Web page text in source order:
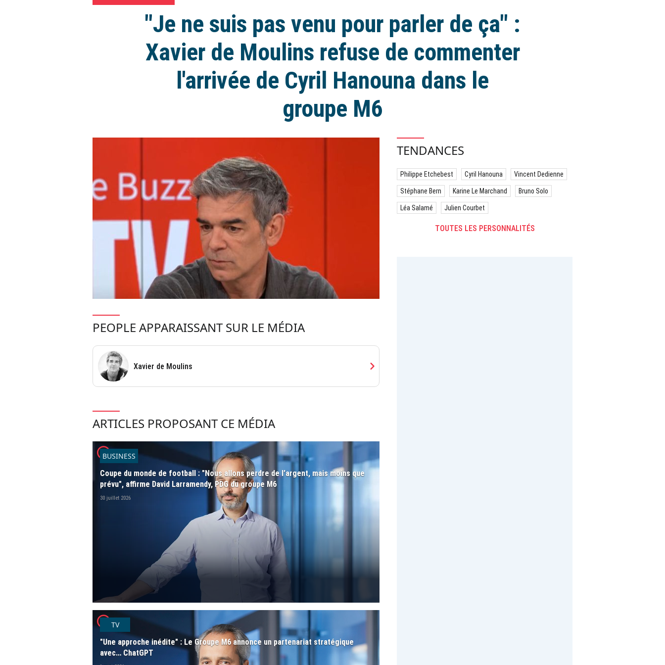
"Je ne suis pas venu pour parler de ça" :
Xavier de Moulins refuse de commenter
l'arrivée de Cyril Hanouna dans le
groupe M6
PEOPLE APPARAISSANT SUR LE MÉDIA
Xavier de Moulins chevron_right
ARTICLES PROPOSANT CE MÉDIA
player2
BUSINESS
Coupe du monde de football : "Nous allons perdre de l’argent, mais moins que
prévu", affirme David Larramendy, PDG du groupe M6
30 juillet 2026
player2TV
"Une approche inédite" : Le Groupe M6 annonce un partenariat stratégique
avec… ChatGPT
TENDANCES
Philippe Etchebest Cyril Hanouna Vincent Dedienne
Stéphane Bern Karine Le Marchand Bruno Solo
Léa Salamé Julien Courbet
TOUTES LES PERSONNALITÉS